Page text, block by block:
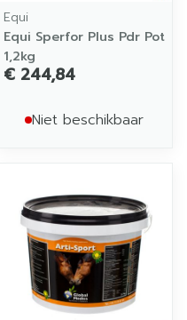
Equi
Equi Sperfor Plus Pdr Pot
1,2kg
€ 244,84
Niet beschikbaar